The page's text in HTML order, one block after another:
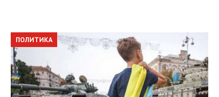
ПОЛИТИКА
ПОЛИТИКА
ОБЩЕСТВО
ПОЛИТИКА
ЭКОНОМИКА